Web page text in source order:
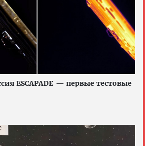
ESCAPADE — первые тестовые